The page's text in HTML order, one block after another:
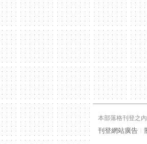
本部落格刊登之
刊登網站廣告